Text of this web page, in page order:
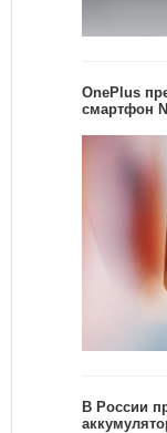
OnePlus
смартфон
В России